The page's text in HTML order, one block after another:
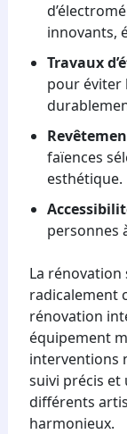
innovants,
Travaux
pour éviter
faïences
esthétique.
personnes
La rénovation
radicalement
rénovation
équipement
interventions
suivi précis
différents
harmonieux.